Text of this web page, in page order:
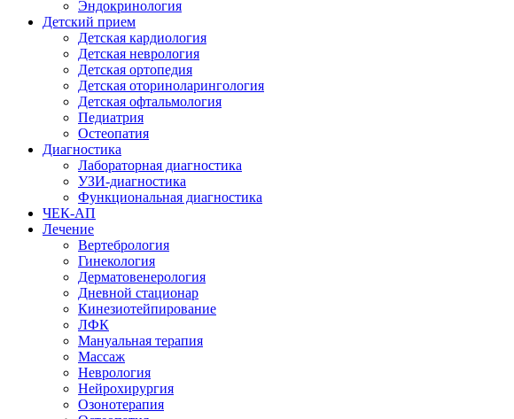
Эндокринология
Детский прием
Детская кардиология
Детская неврология
Детская ортопедия
Детская оториноларингология
Детская офтальмология
Педиатрия
Остеопатия
Диагностика
Лабораторная диагностика
УЗИ-диагностика
Функциональная диагностика
ЧЕК-АП
Лечение
Вертебрология
Гинекология
Дерматовенерология
Дневной стационар
Кинезиотейпирование
ЛФК
Мануальная терапия
Массаж
Неврология
Нейрохирургия
Озонотерапия